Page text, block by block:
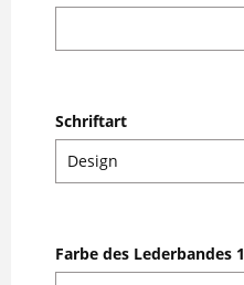
Schriftart
Farbe des Lederbandes 1